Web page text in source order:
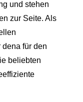
und stehen
zur Seite. Als
für den
beliebten